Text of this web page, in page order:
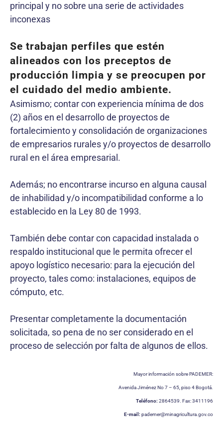
principal y no sobre una serie de actividades
inconexas
Se trabajan perfiles que estén
alineados con los preceptos de
producción limpia y se preocupen por
el cuidado del medio ambiente.
Asimismo; contar con experiencia mínima de dos
(2) años en el desarrollo de proyectos de
fortalecimiento y consolidación de organizaciones
de empresarios rurales y/o proyectos de desarrollo
rural en el área empresarial.
Además; no encontrarse incurso en alguna causal
de inhabilidad y/o incompatibilidad conforme a lo
establecido en la Ley 80 de 1993.
También debe contar con capacidad instalada o
respaldo institucional que le permita ofrecer el
apoyo logístico necesario: para la ejecución del
proyecto, tales como: instalaciones, equipos de
cómputo, etc.
Presentar completamente la documentación
solicitada, so pena de no ser considerado en el
proceso de selección por falta de algunos de ellos.
Mayor información sobre PADEMER:
Avenida Jiménez No 7 – 65, piso 4 Bogotá.
Teléfono: 2864539. Fax: 3411196
E-mail: pademer@minagricultura.gov.co